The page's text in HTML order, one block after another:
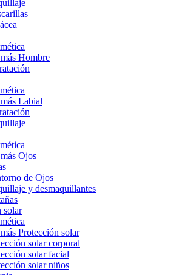
Hombre
Labial
Ojos
de Ojos
y desmaquillantes
solar
Protección solar
solar corporal
solar facial
solar niños